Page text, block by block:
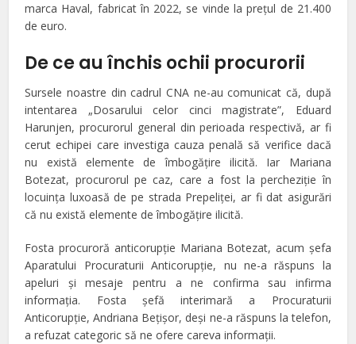
marca Haval, fabricat în 2022, se vinde la preţul de 21.400
de euro.
De ce au închis ochii procurorii
Sursele noastre din cadrul CNA ne-au comunicat că, după
intentarea „Dosarului celor cinci magistrate”, Eduard
Harunjen, procurorul general din perioada respectivă, ar fi
cerut echipei care investiga cauza penală să verifice dacă
nu există elemente de îmbogăţire ilicită. Iar Mariana
Botezat, procurorul pe caz, care a fost la percheziţie în
locuinţa luxoasă de pe strada Prepeliţei, ar fi dat asigurări
că nu există elemente de îmbogăţire ilicită.
Fosta procuroră anticorupţie Mariana Botezat, acum şefa
Aparatului Procuraturii Anticorupţie, nu ne-a răspuns la
apeluri şi mesaje pentru a ne confirma sau infirma
informaţia. Fosta şefă interimară a Procuraturii
Anticorupţie, Andriana Beţişor, deşi ne-a răspuns la telefon,
a refuzat categoric să ne ofere careva informaţii.